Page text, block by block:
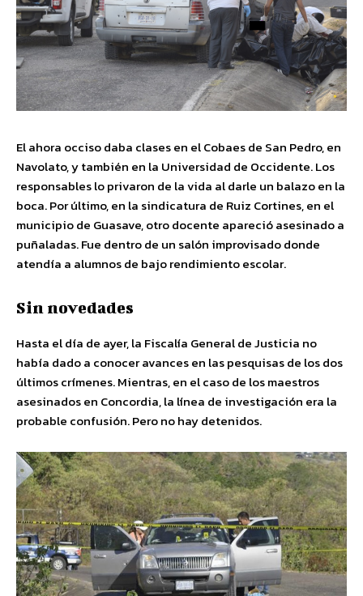
El ahora occiso daba clases en el Cobaes de San Pedro, en
Navolato, y también en la Universidad de Occidente. Los
responsables lo privaron de la vida al darle un balazo en la
boca. Por último, en la sindicatura de Ruiz Cortines, en el
municipio de Guasave, otro docente apareció asesinado a
puñaladas. Fue dentro de un salón improvisado donde
atendía a alumnos de bajo rendimiento escolar.
Sin novedades
Hasta el día de ayer, la Fiscalía General de Justicia no
había dado a conocer avances en las pesquisas de los dos
últimos crímenes. Mientras, en el caso de los maestros
asesinados en Concordia, la línea de investigación era la
probable confusión. Pero no hay detenidos.